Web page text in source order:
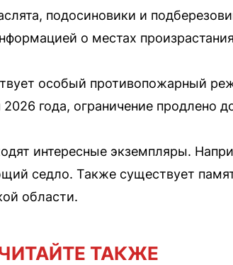
подосиновики и
о местах
особый противопожарный
года, ограничение продлено
интересные экземпляры.
седло. Также существует
области.
ТАКЖЕ